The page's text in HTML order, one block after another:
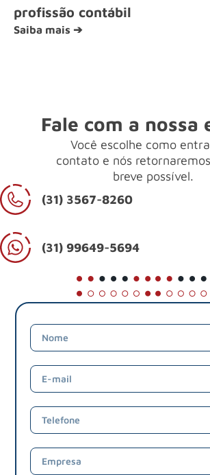
profissão contábil
Saiba mais ➔
Fale com a nossa
Você escolhe como
contato e nós
breve possível.
(31) 3567-8260
(31) 99649-5694